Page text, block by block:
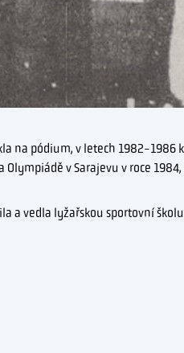
na pódium, v letech 1982-
v Sarajevu v roce
a vedla lyžařskou sportovní